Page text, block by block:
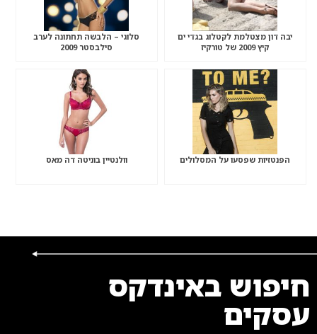
יבה דון מצטלמת לקטלוג בגדי ים
קיץ 2009 של טורקיז
סלוגי – הלבשה תחתונה לערב
סילבסטר 2009
הפנטזיות שפסעו על המסלולים וולנטיין בוניטה דה מאס
חיפוש באינדקס
עסקים